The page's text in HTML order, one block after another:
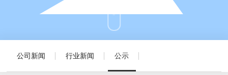
典型案例
公司新闻 行业新闻 公示